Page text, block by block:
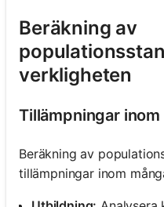
Beräkning av
verkligheten
Tillämpningar
Beräkning av
tillämpningar inom